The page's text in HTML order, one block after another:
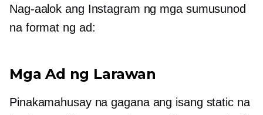
Nag-aalok ang Instagram ng mga sumusunod
na format ng ad:
Mga Ad ng Larawan
Pinakamahusay na gagana ang isang static na